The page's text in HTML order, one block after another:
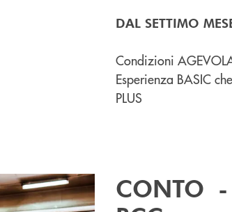
DAL SETTIMO
Condizioni
Esperienza BASIC
PLUS
CONTO -